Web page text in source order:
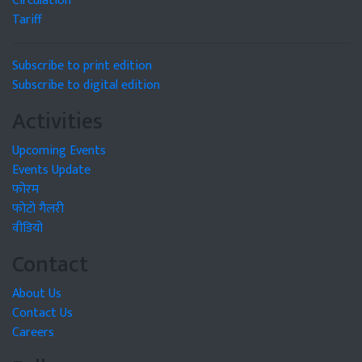
Tariff
Subscribe to print edition
Subscribe to digital edition
Activities
Upcoming Events
Events Update
फोरम
फोटो गैलरी
वीडियो
Contact
About Us
Contact Us
Careers